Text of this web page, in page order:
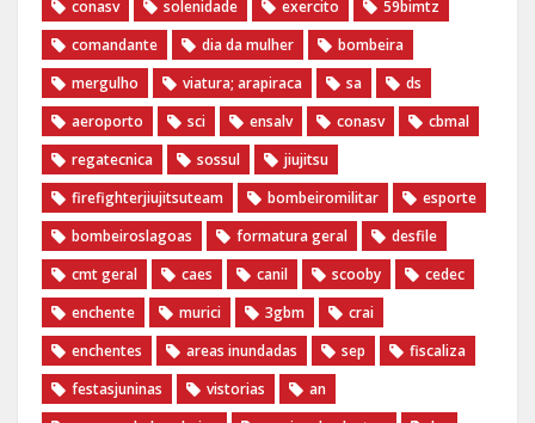
conasv
solenidade exercito
59bimtz
comandante
dia da mulher
bombeira
mergulho
viatura; arapiraca sa
ds
aeroporto
sci ensalv conasv
cbmal
regatecnica
sossul
jiujitsu
firefighterjiujitsuteam
bombeiromilitar
esporte
bombeiroslagoas
formatura geral
desfile
cmt geral
caes canil scooby
cedec
enchente
murici 3gbm
crai
enchentes
areas inundadas sep
fiscaliza
festasjuninas
vistorias
an